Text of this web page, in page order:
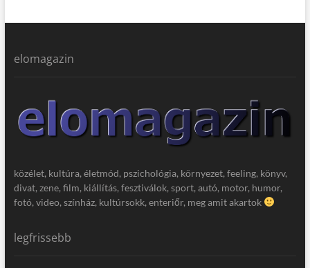
elomagazin
közélet, kultúra, életmód, pszichológia, környezet, feeling, könyv,
divat, zene, film, kiállítás, fesztiválok, sport, autó, motor, humor,
fotó, video, színház, kultúrsokk, enteriőr, meg amit akartok
legfrissebb